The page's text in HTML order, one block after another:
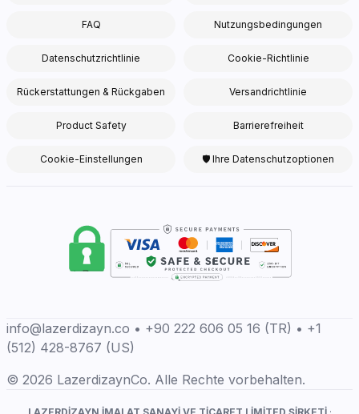
FAQ Nutzungsbedingungen
Datenschutzrichtlinie Cookie-Richtlinie
Rückerstattungen & Rückgaben Versandrichtlinie
Product Safety Barrierefreiheit
Cookie-Einstellungen 🛡 Ihre Datenschutzoptionen
info@lazerdizayn.co • +90 222 606 05 16 (TR) • +1
(512) 428-8767 (US)
© 2026 LazerdizaynCo. Alle Rechte vorbehalten.